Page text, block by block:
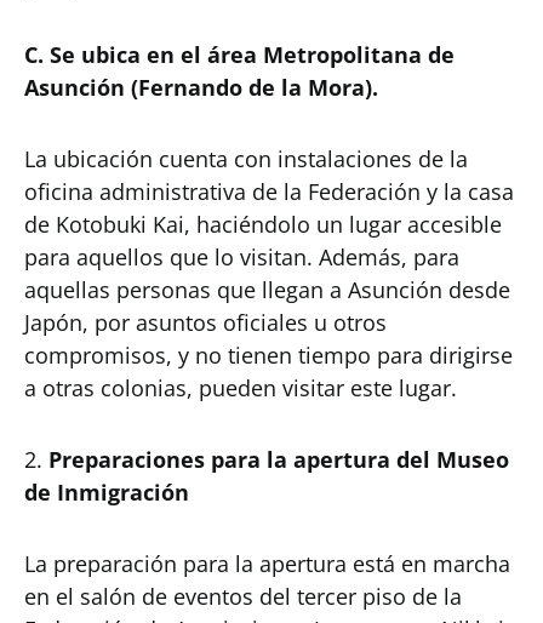
C. Se ubica en el área Metropolitana de
Asunción (Fernando de la Mora).
La ubicación cuenta con instalaciones de la
oficina administrativa de la Federación y la casa
de Kotobuki Kai, haciéndolo un lugar accesible
para aquellos que lo visitan. Además, para
aquellas personas que llegan a Asunción desde
Japón, por asuntos oficiales u otros
compromisos, y no tienen tiempo para dirigirse
a otras colonias, pueden visitar este lugar.
2. Preparaciones para la apertura del Museo
de Inmigración
La preparación para la apertura está en marcha
en el salón de eventos del tercer piso de la